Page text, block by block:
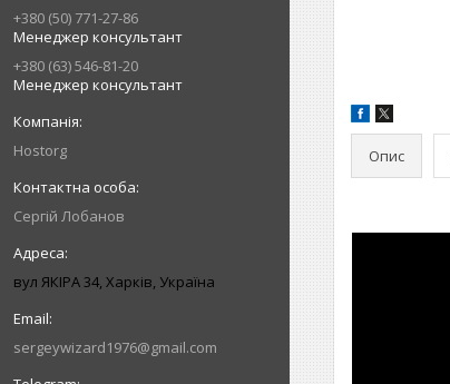
+380 (50) 771-27-86
Менеджер консультант
+380 (63) 546-81-20
Менеджер консультант
Hostorg
Сергій Лобанов
вул ЯКІРА 34, Харків, Україна
sergeywizard1976@gmail.com
Опис